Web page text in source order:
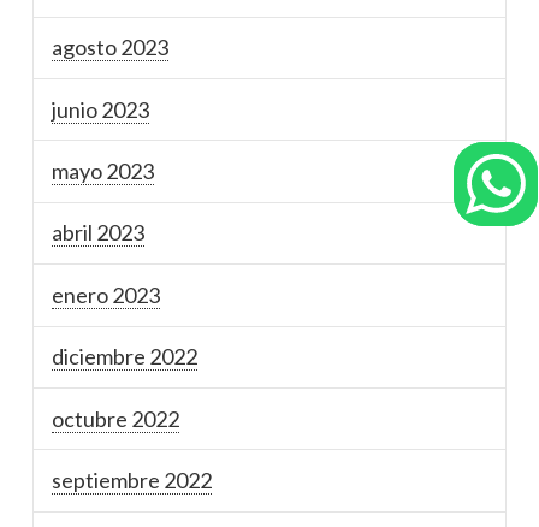
agosto 2023
junio 2023
mayo 2023
abril 2023
enero 2023
diciembre 2022
octubre 2022
septiembre 2022